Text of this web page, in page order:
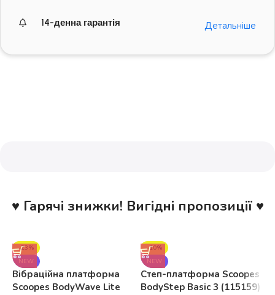
14-денна гарантія Детальніше
♥ Гарячі знижки! Вигідні пропозиції ♥
-23%
NEW
Вібраційна платформа
Scoopes BodyWave Lite
-10%
NEW
Степ-платформа Scoopes
BodyStep Basic 3 (115159)